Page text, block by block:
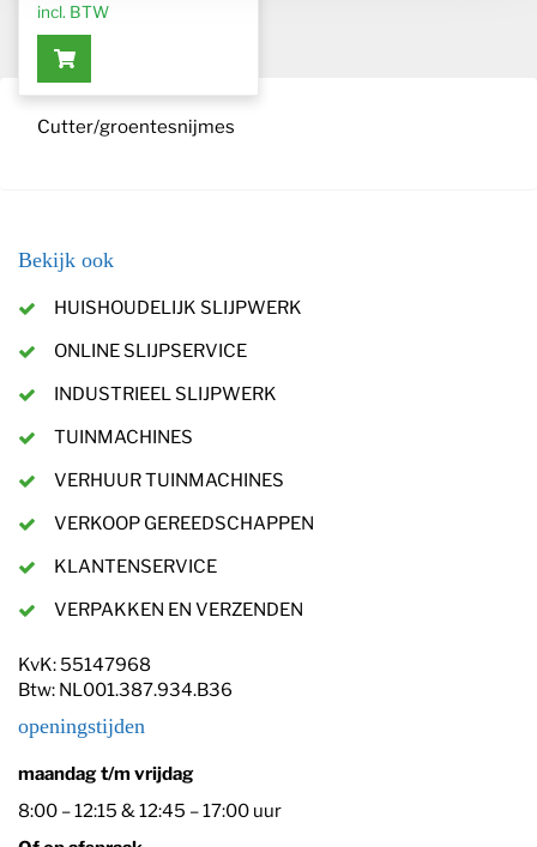
incl. BTW
Cutter/groentesnijmes
Bekijk ook
HUISHOUDELIJK SLIJPWERK
ONLINE SLIJPSERVICE
INDUSTRIEEL SLIJPWERK
TUINMACHINES
VERHUUR TUINMACHINES
VERKOOP GEREEDSCHAPPEN
KLANTENSERVICE
VERPAKKEN EN VERZENDEN
KvK: 55147968
Btw: NL001.387.934.B36
openingstijden
maandag t/m vrijdag
8:00 – 12:15 & 12:45 – 17:00 uur